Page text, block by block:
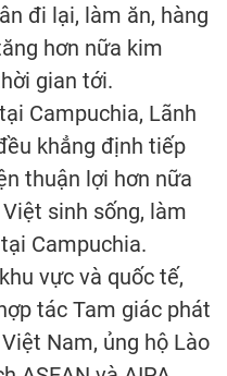
đi lại, làm ăn, hàng
hơn nữa kim
gian tới.
Campuchia, Lãnh
khẳng định tiếp
thuận lợi hơn nữa
sinh sống, làm
Campuchia.
vực và quốc tế,
tác Tam giác phát
Nam, ủng hộ Lào